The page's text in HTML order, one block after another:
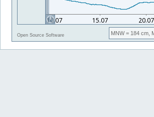
Open Source Software MNW= 184 cm,